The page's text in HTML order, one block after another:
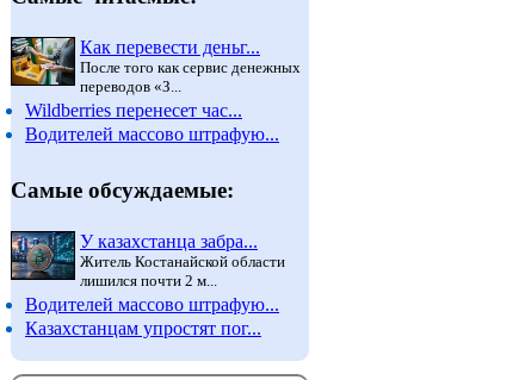
Как перевести деньг...
После того как сервис денежных
переводов «З...
Wildberries перенесет час...
Водителей массово штрафую...
Самые обсуждаемые:
У казахстанца забра...
Житель Костанайской области
лишился почти 2 м...
Водителей массово штрафую...
Казахстанцам упростят пог...